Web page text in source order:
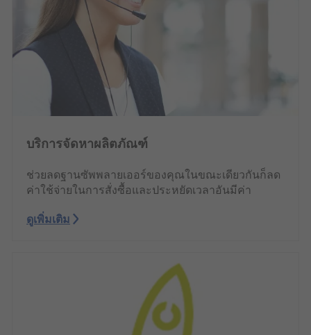
บริการจัดหาผลิตภัณฑ์
ช่วยลดฐานซัพพลายเออร์ของคุณในขณะเดียวกันก็ลด
ค่าใช้จ่ายในการสั่งซื้อและประหยัดเวลาอันมีค่า
ดูเพิ่มเติม